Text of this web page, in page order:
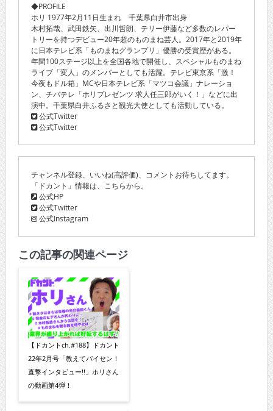
◆PROFILE
ホリ 1977年2月11日生まれ 千葉県白井市出身
木村拓哉、武田鉄矢、出川哲朗、テリー伊藤など多数のレパー
トリーを持つデビュー20年超のものまね芸人。2017年と2019年
に日本テレビ系「ものまねグランプリ」優勝の受賞歴がある。
年間100ステージ以上を全国各地で開催し、スペシャルものまね
ライブ「変人」のメンバーとしても活躍。テレビ東京系「激！
今夜もドル箱」MCや日本テレビ系「マツコ会議」ナレーショ
ン、チバテレ「ホリプレゼンツ 求人任三郎がいく！」などに出
演中。千葉県白井ふるさと観光大使としても活動している。
公式Twitter
公式Twitter
チャンネル登録、いいね(高評価)、コメントお待ちしてます。
「ドカント」情報は、こちらから。
公式HP
公式Twitter
公式Instagram
この記事の関連ページ
【ドカントch.#188】ドカント
22年2月号「教えてパイセン！
直撃インタビュー!!」ホリさん
の動画第4弾！